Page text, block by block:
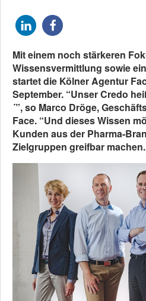
Mit einem noch stärkeren
Wissensvermittlung sowie
startet die Kölner Agentur
September. “Unser Credo
´”, so Marco Dröge,
Face. “Und dieses Wissen
Kunden aus der Pharma-
Zielgruppen greifbar